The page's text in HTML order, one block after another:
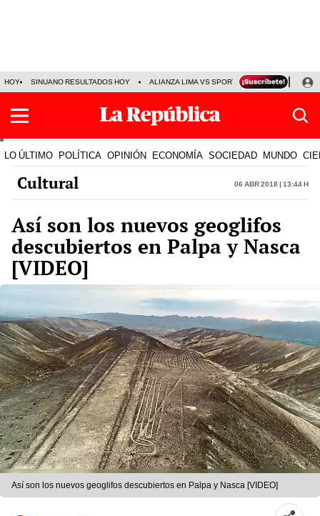
HOY SINUANO RESULTADOS HOY ALIANZA LIMA VS SPORT BOYS JORGE
LO ÚLTIMO POLÍTICA OPINIÓN ECONOMÍA SOCIEDAD MUNDO
Cultural 06 Abr 2018 | 13:44 h
Así son los nuevos geoglifos
descubiertos en Palpa y Nasca
[VIDEO]
Así son los nuevos geoglifos descubiertos en Palpa y Nasca [VIDEO]